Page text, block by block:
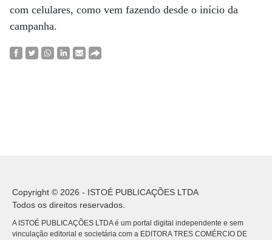
com celulares, como vem fazendo desde o início da
campanha.
Copyright © 2026 - ISTOÉ PUBLICAÇÕES LTDA
Todos os direitos reservados.
A ISTOÉ PUBLICAÇÕES LTDA é um portal digital independente e sem
vinculação editorial e societária com a EDITORA TRES COMÉRCIO DE